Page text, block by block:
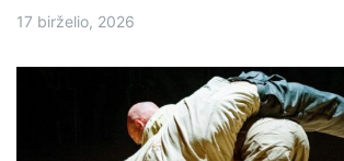
17 birželio, 2026